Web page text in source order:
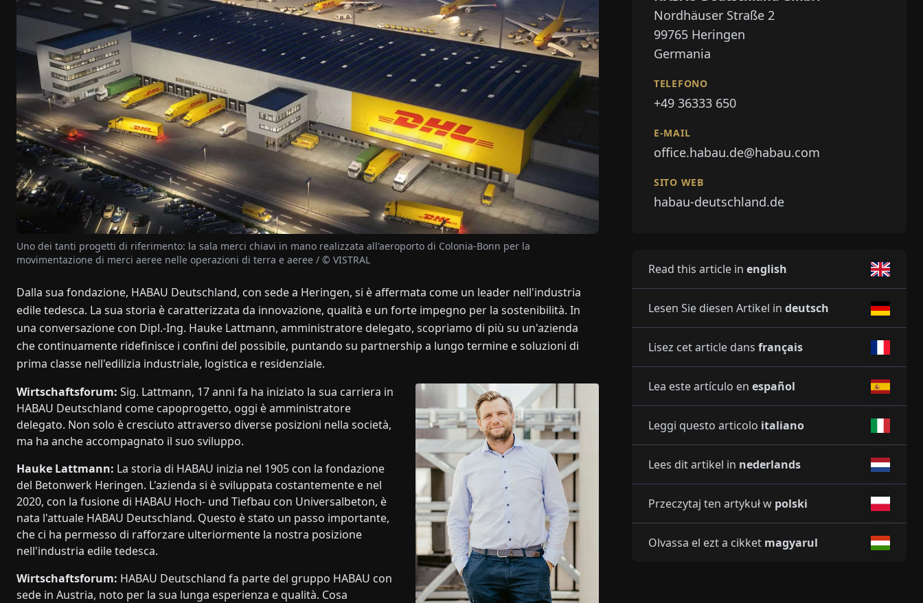
Uno dei tanti progetti di riferimento: la sala merci chiavi in mano realizzata all'aeroporto di Colonia-Bonn per la
movimentazione di merci aeree nelle operazioni di terra e aeree / © VISTRAL
Dalla sua fondazione, HABAU Deutschland, con sede a Heringen, si è affermata come un leader nell'industria
edile tedesca. La sua storia è caratterizzata da innovazione, qualità e un forte impegno per la sostenibilità. In
una conversazione con Dipl.-Ing. Hauke Lattmann, amministratore delegato, scopriamo di più su un'azienda
che continuamente ridefinisce i confini del possibile, puntando su partnership a lungo termine e soluzioni di
prima classe nell'edilizia industriale, logistica e residenziale.
Wirtschaftsforum: Sig. Lattmann, 17 anni fa ha iniziato la sua carriera in
HABAU Deutschland come capoprogetto, oggi è amministratore
delegato. Non solo è cresciuto attraverso diverse posizioni nella società,
ma ha anche accompagnato il suo sviluppo.
Hauke Lattmann: La storia di HABAU inizia nel 1905 con la fondazione
del Betonwerk Heringen. L'azienda si è sviluppata costantemente e nel
2020, con la fusione di HABAU Hoch- und Tiefbau con Universalbeton, è
nata l'attuale HABAU Deutschland. Questo è stato un passo importante,
che ci ha permesso di rafforzare ulteriormente la nostra posizione
nell'industria edile tedesca.
Wirtschaftsforum: HABAU Deutschland fa parte del gruppo HABAU con
sede in Austria, noto per la sua lunga esperienza e qualità. Cosa
Nordhäuser Straße 2
99765 Heringen
Germania
TELEFONO
+49 36333 650
E-MAIL
office.habau.de@habau.com
SITO WEB
habau-deutschland.de
Read this article in english
Lesen Sie diesen Artikel in deutsch
Lisez cet article dans français
Lea este artículo en español
Leggi questo articolo italiano
Lees dit artikel in nederlands
Przeczytaj ten artykuł w polski
Olvassa el ezt a cikket magyarul